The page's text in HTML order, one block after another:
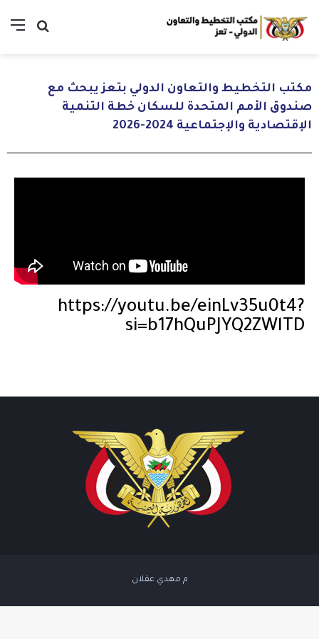
مكتب التخطيط والتعاون الدولي بتعز يبحث مع
صندوق الأمم المتحدة للسكان خطة التنمية
الإقتصادية والإجتماعية 2024-2026
https://youtu.be/einLv35u0t4?
si=b17hQuPJYQ2ZWlTD
م مهدي عقلان